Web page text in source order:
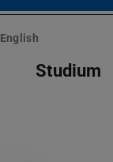
English
Studium